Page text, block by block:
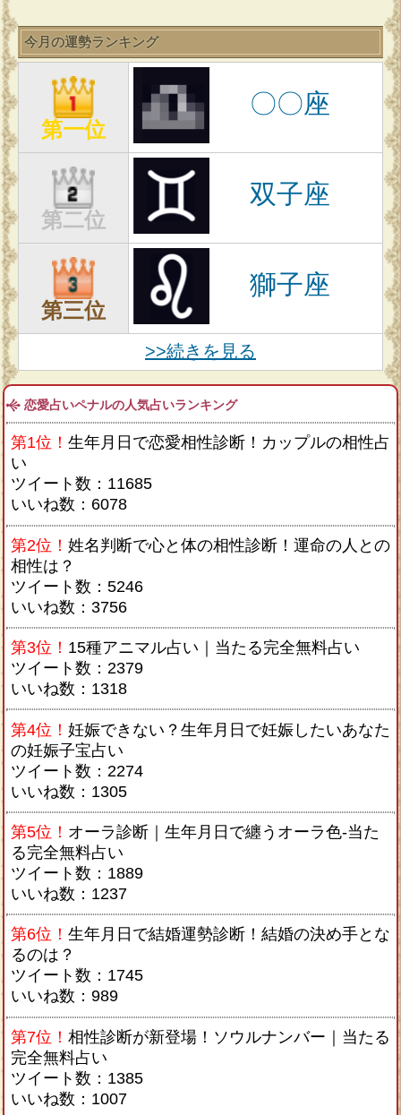
今月の運勢ランキング
第一位
〇〇座
第二位
双子座
第三位
獅子座
>>続きを見る
恋愛占いペナルの人気占いランキング
第1位！ 生年月日で恋愛相性診断！カップルの相性占
い
ツイート数：11685
いいね数：6078
第2位！ 姓名判断で心と体の相性診断！運命の人との
相性は？
ツイート数：5246
いいね数：3756
第3位！ 15種アニマル占い｜当たる完全無料占い
ツイート数：2379
いいね数：1318
第4位！ 妊娠できない？生年月日で妊娠したいあなた
の妊娠子宝占い
ツイート数：2274
いいね数：1305
第5位！ オーラ診断｜生年月日で纏うオーラ色-当た
る完全無料占い
ツイート数：1889
いいね数：1237
第6位！ 生年月日で結婚運勢診断！結婚の決め手とな
るのは？
ツイート数：1745
いいね数：989
第7位！ 相性診断が新登場！ソウルナンバー｜当たる
完全無料占い
ツイート数：1385
いいね数：1007